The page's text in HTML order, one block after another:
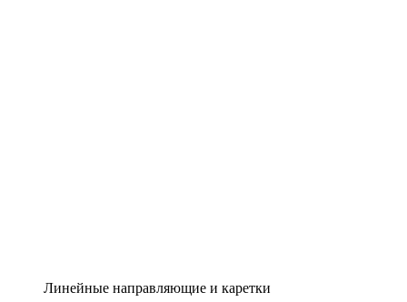
Линейные направляющие и каретки